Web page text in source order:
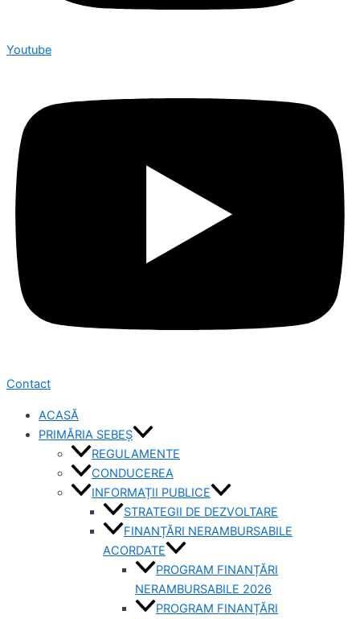
Youtube
Contact
ACASĂ
PRIMĂRIA SEBEȘ
REGULAMENTE
CONDUCEREA
INFORMAȚII PUBLICE
STRATEGII DE DEZVOLTARE
FINANȚĂRI NERAMBURSABILE
ACORDATE
PROGRAM FINANȚĂRI
NERAMBURSABILE 2026
PROGRAM FINANȚĂRI